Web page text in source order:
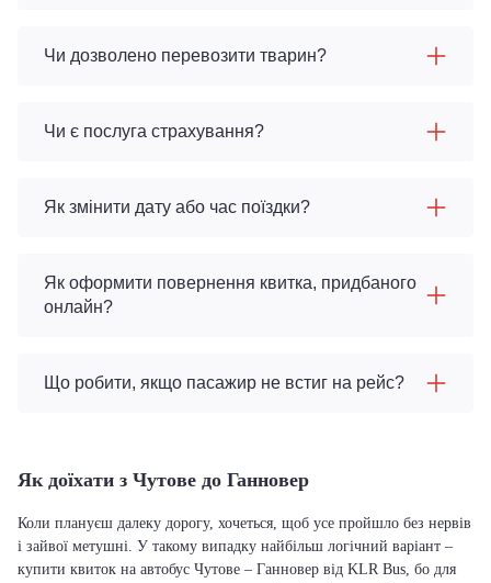
Чи дозволено перевозити тварин?
Чи є послуга страхування?
Як змінити дату або час поїздки?
Як оформити повернення квитка, придбаного
онлайн?
Що робити, якщо пасажир не встиг на рейс?
Як доїхати з Чутове до Ганновер
Коли плануєш далеку дорогу, хочеться, щоб усе пройшло без нервів
і зайвої метушні. У такому випадку найбільш логічний варіант –
купити квиток на автобус Чутове – Ганновер від KLR Bus, бо для